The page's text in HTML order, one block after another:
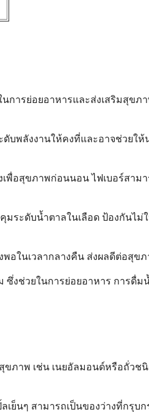
การย่อยอาหารและส่งเสริมสุข
บพลังงานให้คงที่และอาจช่วย
พื่อสุขภาพก่อนนอน ไฟเบอร์สา
ระดับน้ำตาลในเลือด ป้องกันไม่
อในเวลากลางคืน ส่งผลดีต่อสุ
งช่วยในการย่อยอาหาร การดื่
ภาพ เช่น เนยอัลมอนด์หรือถั่ว
ย็นๆ สามารถเป็นของว่างที่กรุบ